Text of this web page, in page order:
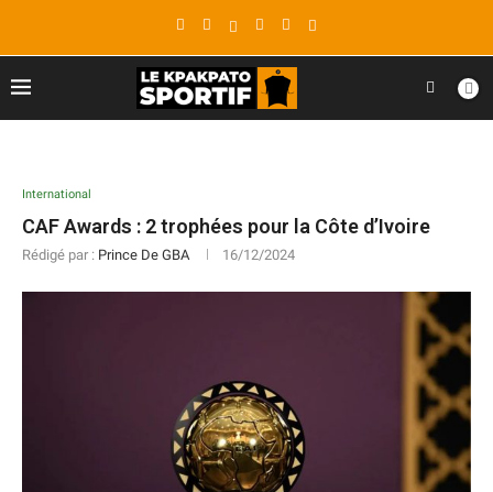
International
CAF Awards : 2 trophées pour la Côte d’Ivoire
Rédigé par : Prince De GBA 16/12/2024